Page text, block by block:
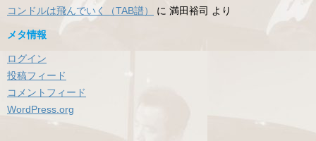
コンドルは飛んでいく（TAB譜）
に 満田裕司 より
メタ情報
ログイン
投稿フィード
コメントフィード
WordPress.org